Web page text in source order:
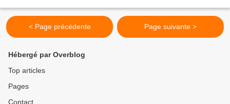
< Page précédente Page suivante >
Hébergé par Overblog
Top articles
Pages
Contact